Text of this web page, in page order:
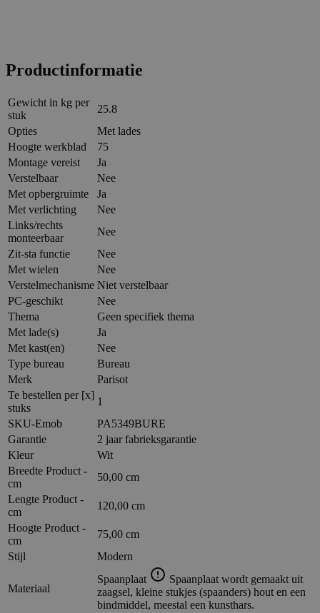
Productinformatie
Gewicht in kg per
stuk
25.8
Opties
Met lades
Hoogte werkblad
75
Montage vereist
Ja
Verstelbaar
Nee
Met opbergruimte
Ja
Met verlichting
Nee
Links/rechts
monteerbaar
Nee
Zit-sta functie
Nee
Met wielen
Nee
Verstelmechanisme Niet verstelbaar
PC-geschikt
Nee
Thema
Geen specifiek thema
Met lade(s)
Ja
Met kast(en)
Nee
Type bureau
Bureau
Merk
Parisot
Te bestellen per [x]
stuks
1
SKU-Emob
PA5349BURE
Garantie
2 jaar fabrieksgarantie
Kleur
Wit
Breedte Product -
cm
50,00 cm
Lengte Product -
cm
120,00 cm
Hoogte Product -
cm
75,00 cm
Stijl
Modern
Materiaal
Spaanplaat
Spaanplaat wordt gemaakt uit
zaagsel, kleine stukjes (spaanders) hout en een
bindmiddel, meestal een kunsthars.